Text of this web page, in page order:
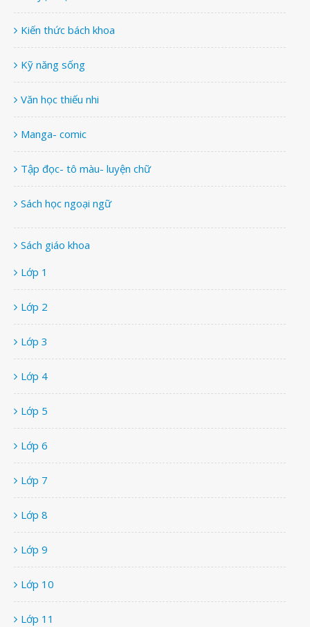
Kiến thức bách khoa
Kỹ năng sống
Văn học thiếu nhi
Manga- comic
Tập đọc- tô màu- luyện chữ
Sách học ngoại ngữ
Sách giáo khoa
Lớp 1
Lớp 2
Lớp 3
Lớp 4
Lớp 5
Lớp 6
Lớp 7
Lớp 8
Lớp 9
Lớp 10
Lớp 11